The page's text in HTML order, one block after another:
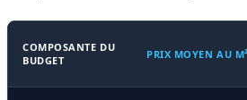
COMPOSANTE DU
BUDGET
PRIX MOYEN AU M²